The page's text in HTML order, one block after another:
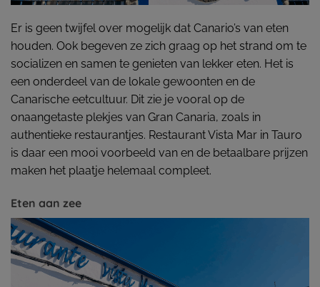
Er is geen twijfel over mogelijk dat Canario’s van eten
houden. Ook begeven ze zich graag op het strand om te
socializen en samen te genieten van lekker eten. Het is
een onderdeel van de lokale gewoonten en de
Canarische eetcultuur. Dit zie je vooral op de
onaangetaste plekjes van Gran Canaria, zoals in
authentieke restaurantjes. Restaurant Vista Mar in Tauro
is daar een mooi voorbeeld van en de betaalbare prijzen
maken het plaatje helemaal compleet.
Eten aan zee